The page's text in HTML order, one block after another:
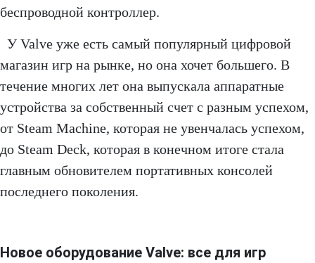
беспроводной контроллер.
У Valve уже есть самый популярный цифровой
магазин игр на рынке, но она хочет большего. В
течение многих лет она выпускала аппаратные
устройства за собственный счет с разным успехом,
от Steam Machine, которая не увенчалась успехом,
до Steam Deck, которая в конечном итоге стала
главным обновителем портативных консолей
последнего поколения.
Новое оборудование Valve: все для игр